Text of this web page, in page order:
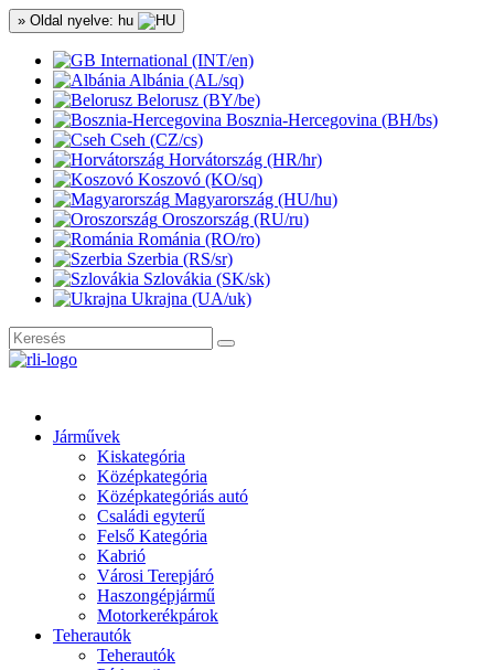
» Oldal nyelve: hu
International (INT/en)
Albánia (AL/sq)
Belorusz (BY/be)
Bosznia-Hercegovina (BH/bs)
Cseh (CZ/cs)
Horvátország (HR/hr)
Koszovó (KO/sq)
Magyarország (HU/hu)
Oroszország (RU/ru)
Románia (RO/ro)
Szerbia (RS/sr)
Szlovákia (SK/sk)
Ukrajna (UA/uk)
Járművek
Kiskategória
Középkategória
Középkategóriás autó
Családi egyterű
Felső Kategória
Kabrió
Városi Terepjáró
Haszongépjármű
Motorkerékpárok
Teherautók
Teherautók